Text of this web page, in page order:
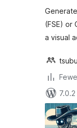
(FSE) or
a visual
tsubu
7.0.2